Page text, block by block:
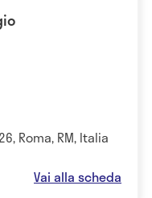
Roma, RM, Italia
Vai alla scheda